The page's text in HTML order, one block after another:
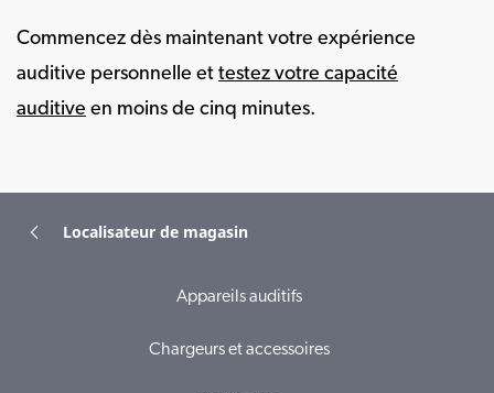
Commencez dès maintenant votre expérience
auditive personnelle et testez votre capacité
auditive en moins de cinq minutes.
Localisateur de magasin
Appareils auditifs
Chargeurs et accessoires